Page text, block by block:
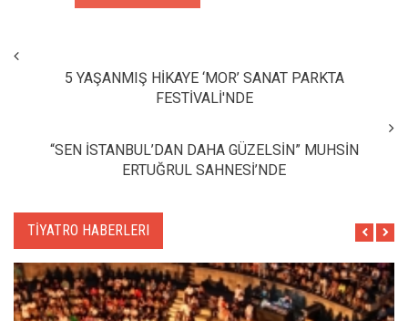
5 YAŞANMIŞ HİKAYE ‘MOR’ SANAT PARKTA
FESTİVALİ'NDE
“SEN İSTANBUL’DAN DAHA GÜZELSİN” MUHSİN
ERTUĞRUL SAHNESİ’NDE
TİYATRO HABERLERI